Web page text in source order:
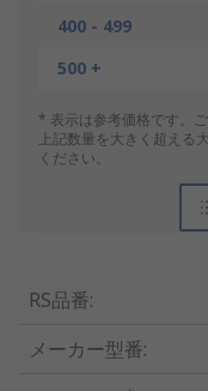
400 - 499
500 +
* 表示は参考価格です。
上記数量を大きく超える
ください。
RS品番:
メーカー型番: